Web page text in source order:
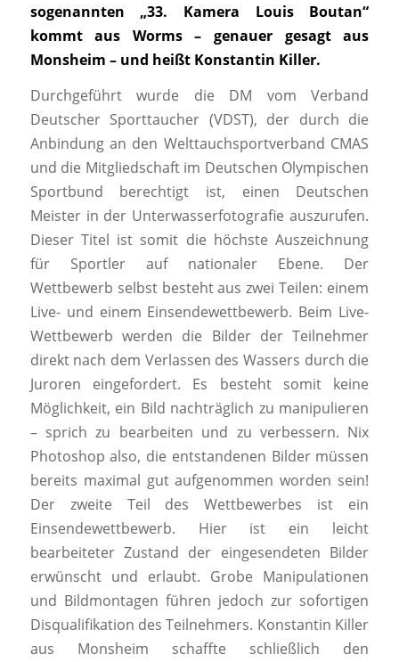
sogenannten „33. Kamera Louis Boutan“
kommt aus Worms – genauer gesagt aus
Monsheim – und heißt Konstantin Killer.
Durchgeführt wurde die DM vom Verband
Deutscher Sporttaucher (VDST), der durch die
Anbindung an den Welttauchsportverband CMAS
und die Mitgliedschaft im Deutschen Olympischen
Sportbund berechtigt ist, einen Deutschen
Meister in der Unterwasserfotografie auszurufen.
Dieser Titel ist somit die höchste Auszeichnung
für Sportler auf nationaler Ebene. Der
Wettbewerb selbst besteht aus zwei Teilen: einem
Live- und einem Einsendewettbewerb. Beim Live-
Wettbewerb werden die Bilder der Teilnehmer
direkt nach dem Verlassen des Wassers durch die
Juroren eingefordert. Es besteht somit keine
Möglichkeit, ein Bild nachträglich zu manipulieren
– sprich zu bearbeiten und zu verbessern. Nix
Photoshop also, die entstandenen Bilder müssen
bereits maximal gut aufgenommen worden sein!
Der zweite Teil des Wettbewerbes ist ein
Einsendewettbewerb. Hier ist ein leicht
bearbeiteter Zustand der eingesendeten Bilder
erwünscht und erlaubt. Grobe Manipulationen
und Bildmontagen führen jedoch zur sofortigen
Disqualifikation des Teilnehmers. Konstantin Killer
aus Monsheim schaffte schließlich den